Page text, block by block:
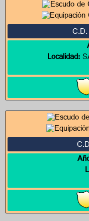
Localidad: